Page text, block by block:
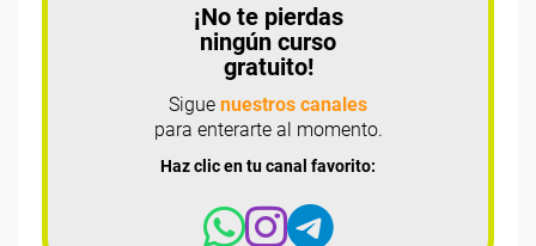
¡No te pierdas
ningún curso
gratuito!
Sigue nuestros canales
para enterarte al momento.
Haz clic en tu canal favorito: